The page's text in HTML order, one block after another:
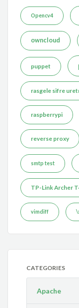
Opencv4
owncloud
puppet
rasgele sifre
raspberrypi
reverse proxy
smtp test
TP-Link Archer
vimdiff
CATEGORIES
Apache